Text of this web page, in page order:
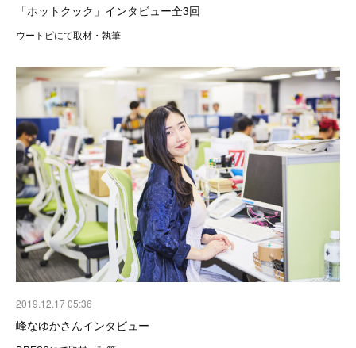
「ホットクック」インタビュー全3回
ウートピにて取材・執筆
2019.12.17 05:36
峰なゆかさんインタビュー